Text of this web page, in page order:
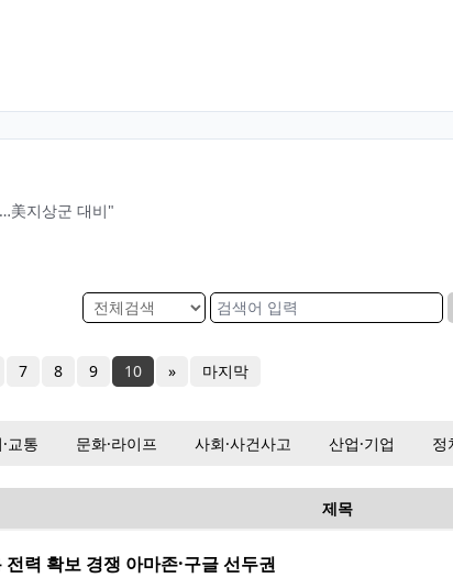
美지상군 대비"
7 8 9 10 » 마지막
교통 문화·라이프 사회·사건사고 산업·기업 정
제목
력 확보 경쟁 아마존·구글 선두권